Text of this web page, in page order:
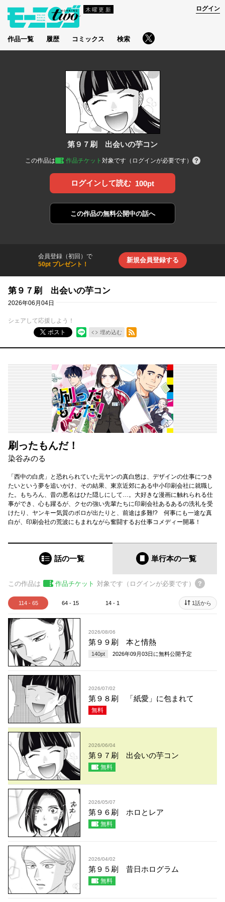
木曜更新
作品一覧 履歴 コミックス 検索
ログイン
第９７刷 出会いの芋コン
この作品は 作品チケット 対象です（ログインが必要です）
ログインして読む 100pt
この作品の無料公開中の話へ
会員登録（初回）で
50pt プレゼント！
新規会員登録する
第９７刷 出会いの芋コン
2026年06月04日
シェアして応援しよう！
ポスト
埋め込む
RSSフィード
刷ったもんだ！
染谷みのる
「西中の白虎」と恐れられていた元ヤンの真白悠は、デザインの仕事につき
たいという夢を追いかけ、その結果、東京近郊にある中小印刷会社に就職し
た。もちろん、昔の悪名はひた隠しにして…。大好きな漫画に触れられる仕
事ができ、心も躍るが、クセの強い先輩たちに印刷会社あるあるの洗礼を受
けたり、ヤンキー気質のボロが出たりと、前途は多難!? 何事にも一途な真
白が、印刷会社の荒波にもまれながら奮闘するお仕事コメディー開幕！
話の一覧 単行本の一覧
この作品は 作品チケット 対象です（ログインが必要です）
114 - 65 64 - 15 14 - 1 1話から
2026/08/06
第９９刷 本と情熱
140pt 2026年09月03日 に無料公開予定
2026/07/02
第９８刷 「紙愛」に包まれて
無料
2026/06/04
第９７刷 出会いの芋コン
無料
2026/05/07
第９６刷 ホロとレア
無料
2026/04/02
第９５刷 昔日ホログラム
無料